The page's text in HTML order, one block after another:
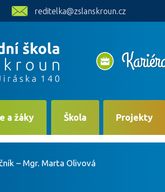
reditelka@zslanskroun.cz
a žáky Škola Projekty
– Mgr. Marta Olivová